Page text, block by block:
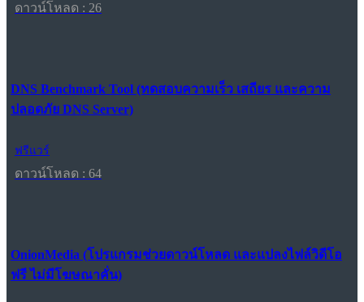
ดาวน์โหลด : 26
DNS Benchmark Tool (ทดสอบความเร็ว เสถียร และความ
ปลอดภัย DNS Server)
ฟรีแวร์
ดาวน์โหลด : 64
OnionMedia (โปรแกรมช่วยดาวน์โหลด และแปลงไฟล์วิดีโอ
ฟรี ไม่มีโฆษณาคั่น)